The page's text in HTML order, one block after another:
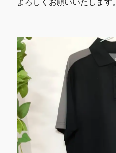
よろしくお願いいたします。